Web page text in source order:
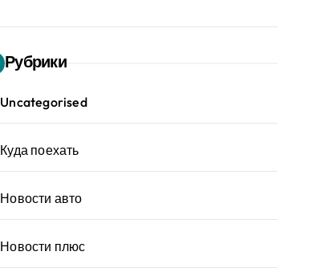
Рубрики
Uncategorised
Куда поехать
Новости авто
Новости плюс